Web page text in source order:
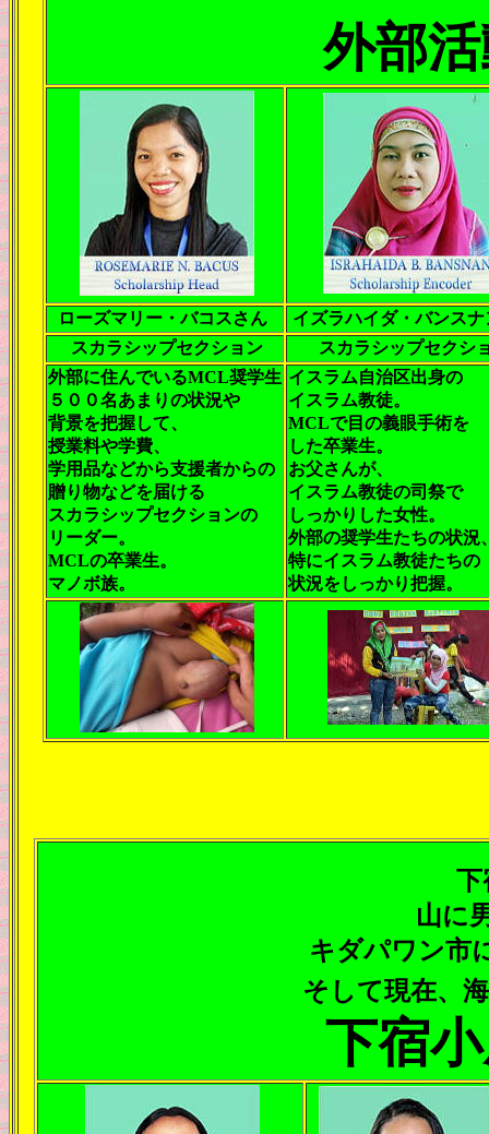
外部
ローズマリー・バコスさん
イズラハイダ・バンスナ
スカラシップセクション
スカラシップセクシ
外部に住んでいるMCL奨学生
５００名あまりの状況や
背景を把握して、
授業料や学費、
学用品などから支援者からの
贈り物などを届ける
スカラシップセクションの
リーダー。
MCLの卒業生。
マノボ族。
イスラム自治区出身の
イスラム教徒。
MCLで目の義眼手術を
した卒業生。
お父さんが、
イスラム教徒の司祭で
しっかりした女性。
外部の奨学生たちの状況
特にイスラム教徒たちの
状況をしっかり把握。
下
山に
キダパワン市
そして現在、
下宿